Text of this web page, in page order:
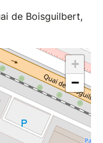
de Boisguilbert,
+
−